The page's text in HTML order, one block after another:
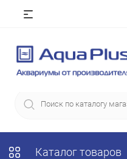
Каталог товаров